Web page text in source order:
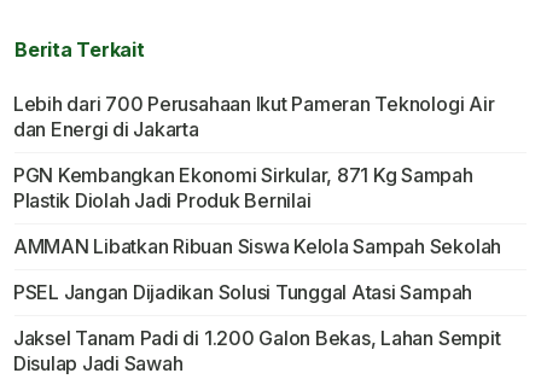
Berita Terkait
Lebih dari 700 Perusahaan Ikut Pameran Teknologi Air
dan Energi di Jakarta
PGN Kembangkan Ekonomi Sirkular, 871 Kg Sampah
Plastik Diolah Jadi Produk Bernilai
AMMAN Libatkan Ribuan Siswa Kelola Sampah Sekolah
PSEL Jangan Dijadikan Solusi Tunggal Atasi Sampah
Jaksel Tanam Padi di 1.200 Galon Bekas, Lahan Sempit
Disulap Jadi Sawah